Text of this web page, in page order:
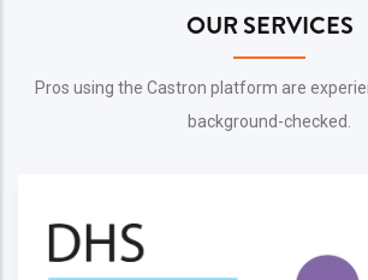
OUR SERVICES
Pros using the Castron platform are
background-checked.